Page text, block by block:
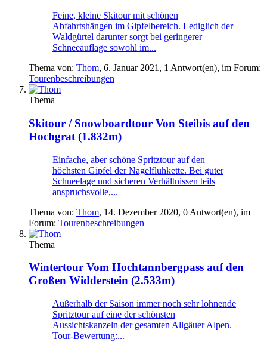
Feine, kleine Skitour mit schönen
Abfahrtshängen im Gipfelbereich. Lediglich der
Waldgürtel darunter sorgt bei geringerer
Schneeauflage sowohl im...
Thema von: Thom, 6. Januar 2021 , 1 Antwort(en), im Forum:
Tourenbeschreibungen
Thema
Skitour / Snowboardtour Von Steibis auf den
Hochgrat (1.832m)
Einfache, aber schöne Spritztour auf den
höchsten Gipfel der Nagelfluhkette. Bei guter
Schneelage und sicheren Verhältnissen teils
anspruchsvolle,...
Thema von: Thom, 14. Dezember 2020, 0 Antwort(en), im
Forum: Tourenbeschreibungen
Thema
Wintertour Vom Hochtannbergpass auf den
Großen Widderstein (2.533m)
Außerhalb der Saison immer noch sehr lohnende
Spritztour auf eine der schönsten
Aussichtskanzeln der gesamten Allgäuer Alpen.
Tour-Bewertung:...